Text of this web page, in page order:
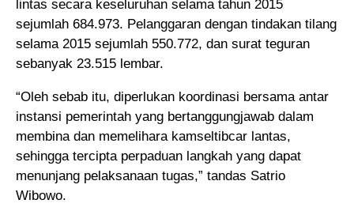
lintas secara keseluruhan selama tahun 2015
sejumlah 684.973. Pelanggaran dengan tindakan tilang
selama 2015 sejumlah 550.772, dan surat teguran
sebanyak 23.515 lembar.
“Oleh sebab itu, diperlukan koordinasi bersama antar
instansi pemerintah yang bertanggungjawab dalam
membina dan memelihara kamseltibcar lantas,
sehingga tercipta perpaduan langkah yang dapat
menunjang pelaksanaan tugas,” tandas Satrio
Wibowo.